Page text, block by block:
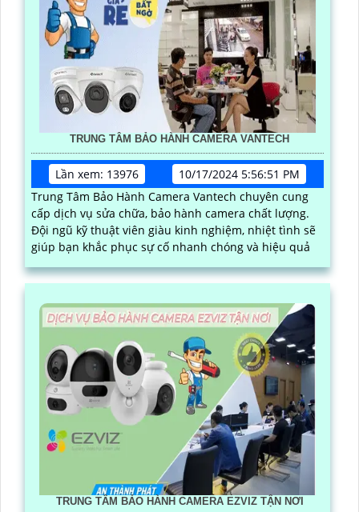
TRUNG TÂM BẢO HÀNH CAMERA VANTECH
Lần xem: 13976
10/17/2024 5:56:51 PM
Trung Tâm Bảo Hành Camera Vantech chuyên cung
cấp dịch vụ sửa chữa, bảo hành camera chất lượng.
Đội ngũ kỹ thuật viên giàu kinh nghiệm, nhiệt tình sẽ
giúp bạn khắc phục sự cố nhanh chóng và hiệu quả
TRUNG TÂM BẢO HÀNH CAMERA EZVIZ TẬN NƠI